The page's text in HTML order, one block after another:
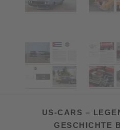
US-CARS –
GESCHICHTE